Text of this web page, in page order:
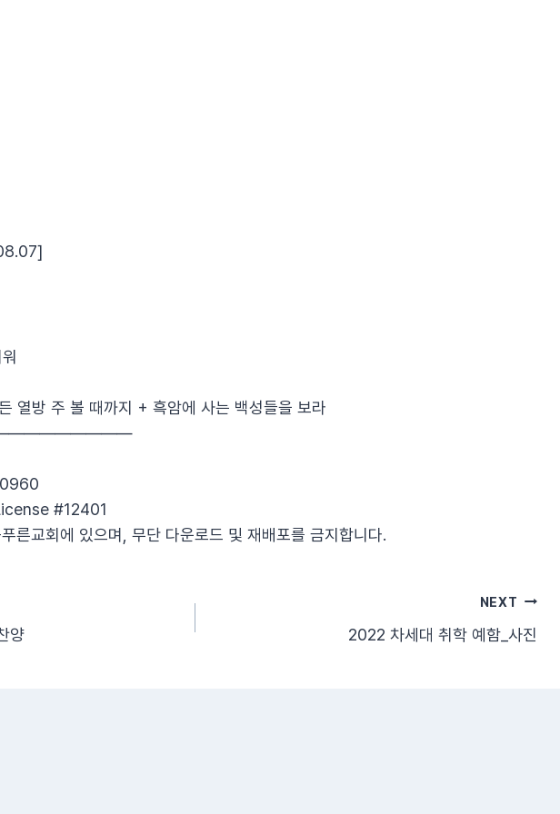
열방 주 볼 때까지 + 흑암에 사는 백성들을 보라
#12401
른교회에 있으며, 무단 다운로드 및 재배포를 금지합니다.
양
NEXT
2022 차세대 취학 예함_사진